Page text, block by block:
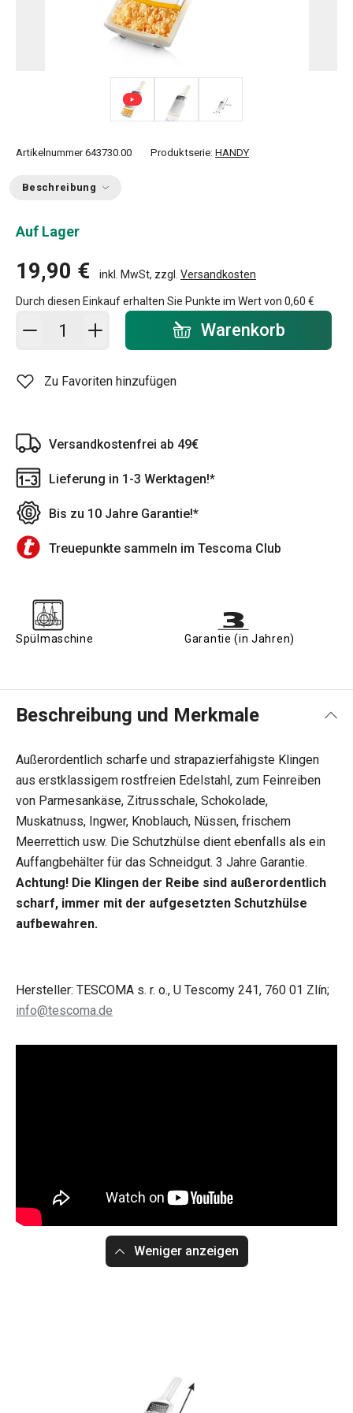
Artikelnummer 643730.00 Produktserie: HANDY
Beschreibung
Auf Lager
19,90 € inkl. MwSt, zzgl. Versandkosten
Durch diesen Einkauf erhalten Sie Punkte im Wert von 0,60 €
In den Warenkorb - Menge Warenkorb
Zu Favoriten hinzufügen
Versandkostenfrei ab 49€
Lieferung in 1-3 Werktagen!*
Bis zu 10 Jahre Garantie!*
Treuepunkte sammeln im Tescoma Club
Spülmaschine Garantie (in Jahren)
Beschreibung und Merkmale
Außerordentlich scharfe und strapazierfähigste Klingen
aus erstklassigem rostfreien Edelstahl, zum Feinreiben
von Parmesankäse, Zitrusschale, Schokolade,
Muskatnuss, Ingwer, Knoblauch, Nüssen, frischem
Meerrettich usw. Die Schutzhülse dient ebenfalls als ein
Auffangbehälter für das Schneidgut. 3 Jahre Garantie.
Achtung! Die Klingen der Reibe sind außerordentlich
scharf, immer mit der aufgesetzten Schutzhülse
aufbewahren.
Hersteller: TESCOMA s. r. o., U Tescomy 241, 760 01 Zlín;
info@tescoma.de
Weniger anzeigen